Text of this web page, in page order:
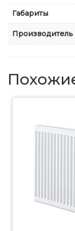
Габариты
Производитель